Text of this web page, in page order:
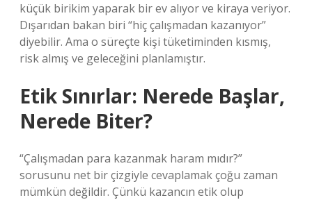
küçük birikim yaparak bir ev alıyor ve kiraya veriyor.
Dışarıdan bakan biri “hiç çalışmadan kazanıyor”
diyebilir. Ama o süreçte kişi tüketiminden kısmış,
risk almış ve geleceğini planlamıştır.
Etik Sınırlar: Nerede Başlar,
Nerede Biter?
“Çalışmadan para kazanmak haram mıdır?”
sorusunu net bir çizgiyle cevaplamak çoğu zaman
mümkün değildir. Çünkü kazancın etik olup